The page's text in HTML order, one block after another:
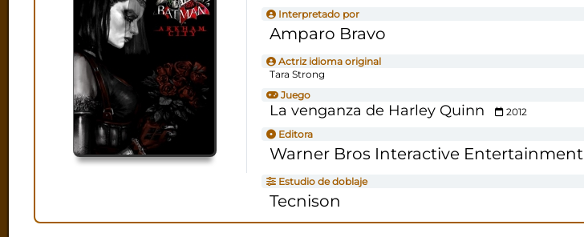
Interpretado por
Amparo Bravo
Actriz idioma original
Tara Strong
Juego
La venganza de Harley Quinn
2012
Editora
Warner Bros Interactive Entertainment
Estudio de doblaje
Tecnison